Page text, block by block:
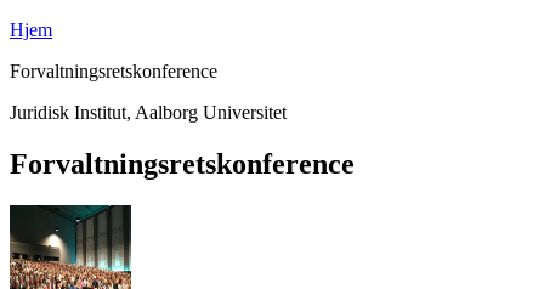
Hjem
Forvaltningsretskonference
Juridisk Institut, Aalborg Universitet
Forvaltnings­rets­konference